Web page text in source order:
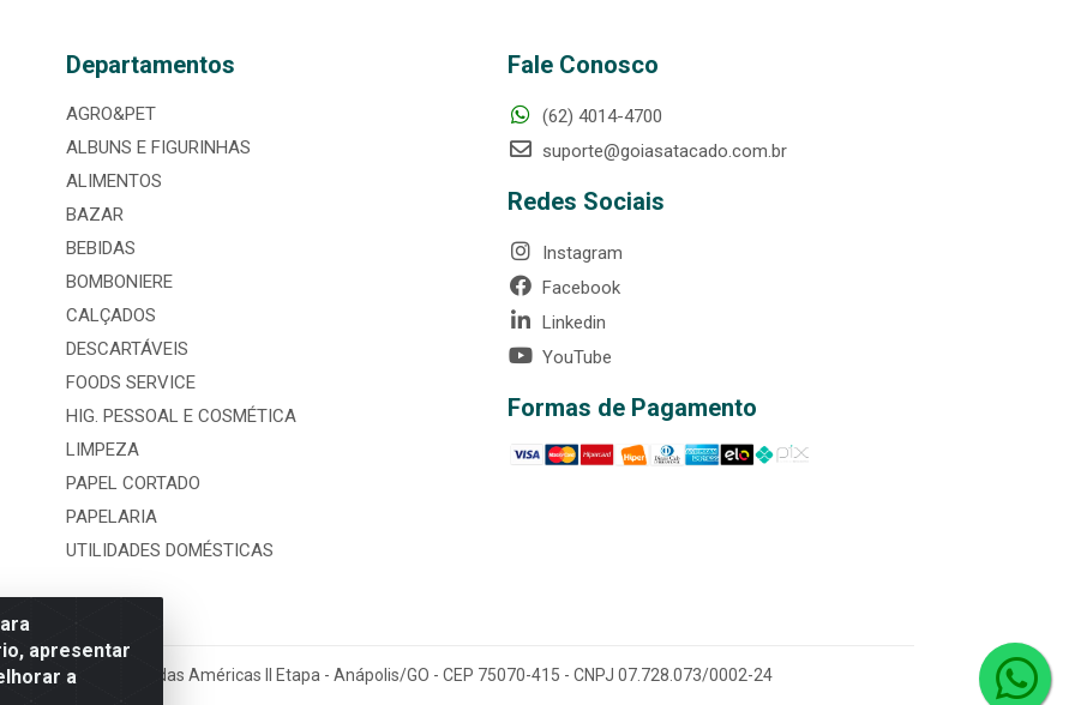
apresentar
a
Departamentos
AGRO&PET
ALBUNS E FIGURINHAS
ALIMENTOS
BAZAR
BEBIDAS
BOMBONIERE
CALÇADOS
DESCARTÁVEIS
FOODS SERVICE
HIG. PESSOAL E COSMÉTICA
LIMPEZA
PAPEL CORTADO
PAPELARIA
UTILIDADES DOMÉSTICAS
Fale Conosco
(62) 4014-4700
suporte@goiasatacado.com.br
Redes Sociais
Instagram
Facebook
Linkedin
YouTube
Formas de Pagamento
nº 3860, Jardim das Américas II Etapa - Anápolis/GO - CEP 75070-415 - CNPJ 07.728.073/0002-24